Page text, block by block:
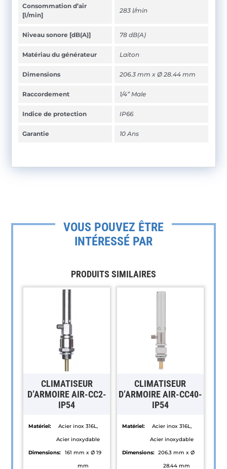
Consommation d’air
[l/min]
283 l/min
Niveau sonore [dB(A)] 78 dB(A)
Matériau du générateur Laiton
Dimensions 206.3 mm x Ø 28.44 mm
Raccordement 1/4” Male
Indice de protection IP66
Garantie 10 Ans
VOUS POUVEZ ÊTRE
INTÉRESSÉ PAR
PRODUITS SIMILAIRES
CLIMATISEUR
D’ARMOIRE AIR-CC2-
IP54
Matériel:
Acier inox 316L,
Acier inoxydable
Dimensions:
161 mm x Ø 19
mm
CLIMATISEUR
D’ARMOIRE AIR-CC40-
IP54
Matériel:
Acier inox 316L,
Acier inoxydable
Dimensions: 206.3 mm x Ø
28.44 mm